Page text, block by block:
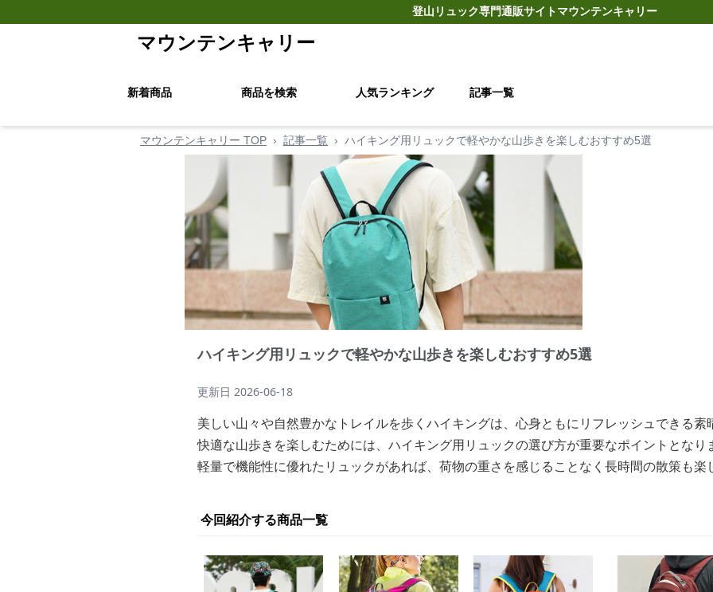
登山リュック専門通販サイトマウンテンキャリー
マウンテンキャリー
新着商品 商品を検索 人気ランキング 記事一覧
マウンテンキャリー TOP › 記事一覧 › ハイキング用リュックで軽やかな山歩きを楽しむおすすめ5選
ハイキング用リュックで軽やかな山歩きを楽しむおすすめ5選
更新日 2026-06-18
美しい山々や自然豊かなトレイルを歩くハイキングは、心身ともにリフレッシュできる素
快適な山歩きを楽しむためには、ハイキング用リュックの選び方が重要なポイントとなり
軽量で機能性に優れたリュックがあれば、荷物の重さを感じることなく長時間の散策も楽
今回紹介する商品一覧